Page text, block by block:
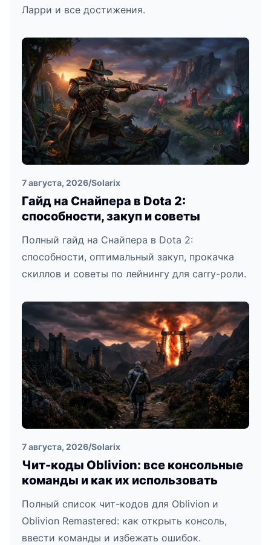
Ларри и все достижения.
7 августа, 2026/Solarix
Гайд на Снайпера в Dota 2:
способности, закуп и советы
Полный гайд на Снайпера в Dota 2:
способности, оптимальный закуп, прокачка
скиллов и советы по лейнингу для carry-роли.
7 августа, 2026/Solarix
Чит-коды Oblivion: все консольные
команды и как их использовать
Полный список чит-кодов для Oblivion и
Oblivion Remastered: как открыть консоль,
ввести команды и избежать ошибок.